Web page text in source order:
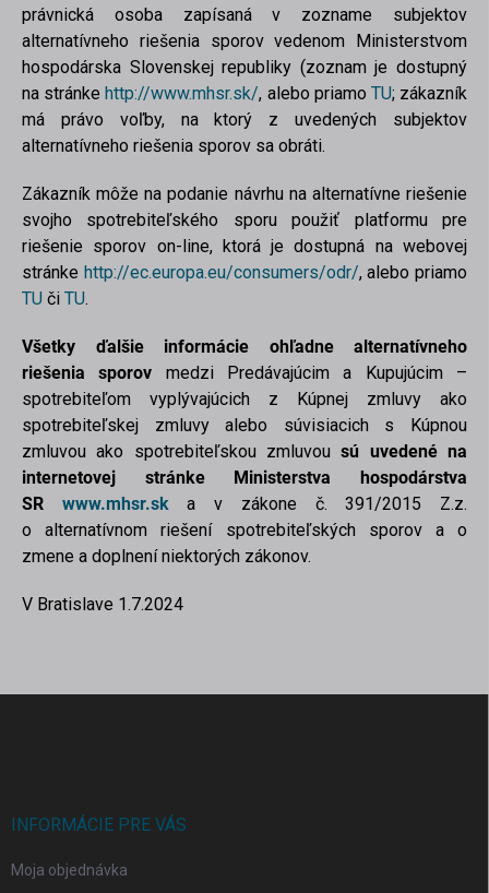
právnická osoba zapísaná v zozname subjektov
alternatívneho riešenia sporov vedenom Ministerstvom
hospodárska Slovenskej republiky (zoznam je dostupný
na stránkehttp://www.mhsr.sk/, alebo priamo TU; zákazník
má právo voľby, na ktorý z uvedených subjektov
alternatívneho riešenia sporov sa obráti.
Zákazník môže na podanie návrhu na alternatívne riešenie
svojho spotrebiteľského sporu použiť platformu pre
riešenie sporov on-line, ktorá je dostupná na webovej
stránke http://ec.europa.eu/consumers/odr/, alebo priamo
TU či TU.
Všetky ďalšie informácie ohľadne alternatívneho
riešenia sporov medzi Predávajúcim a Kupujúcim –
spotrebiteľom vyplývajúcich z Kúpnej zmluvy ako
spotrebiteľskej zmluvy alebo súvisiacich s Kúpnou
zmluvou ako spotrebiteľskou zmluvousú uvedené na
internetovej stránke Ministerstva hospodárstva
SR www.mhsr.ska v zákone č. 391/2015 Z.z.
o alternatívnom riešení spotrebiteľských sporov a o
zmene a doplnení niektorých zákonov.
V Bratislave 1.7.2024
INFORMÁCIE PRE VÁS
Moja objednávka